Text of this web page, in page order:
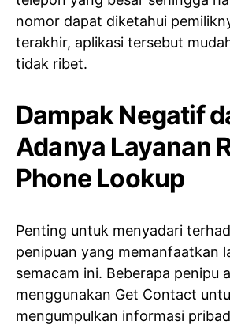
nomor dapat diketahui
terakhir, aplikasi tersebut
tidak ribet.
Dampak Negatif
Adanya Layanan
Phone Lookup
Penting untuk menyadari
penipuan yang memanfaatkan
semacam ini. Beberapa penipu
menggunakan Get Contact
mengumpulkan informasi